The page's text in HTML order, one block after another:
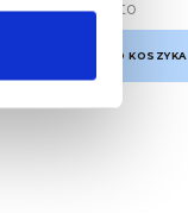
Brutto
DODAJ DO KOSZYKA